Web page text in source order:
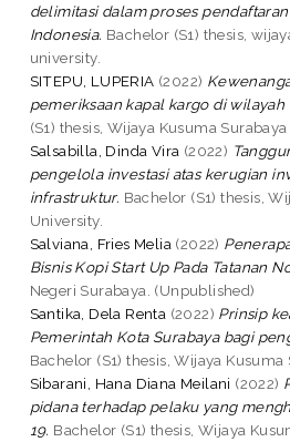
delimitasi dalam proses
Indonesia. Bachelor (S1) thesis,
university.
SITEPU, LUPERIA (2022)
pemeriksaan kapal kargo di wilayah
(S1) thesis, Wijaya Kusuma
Salsabilla, Dinda Vira (2022)
pengelola investasi atas kerugian
infrastruktur. Bachelor (S1) thesis,
University.
Salviana, Fries Melia (2022)
Bisnis Kopi Start Up Pada Tatanan
Negeri Surabaya. (Unpublished)
Santika, Dela Renta (2022) Prinsip
Pemerintah Kota Surabaya bagi
Bachelor (S1) thesis, Wijaya Kusuma
Sibarani, Hana Diana Meilani (2022)
pidana terhadap pelaku yang
19. Bachelor (S1) thesis, Wijaya